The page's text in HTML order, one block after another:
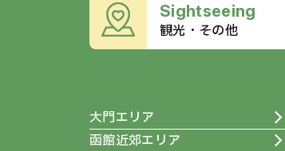
観光・その他
大門エリア
函館近郊エリア